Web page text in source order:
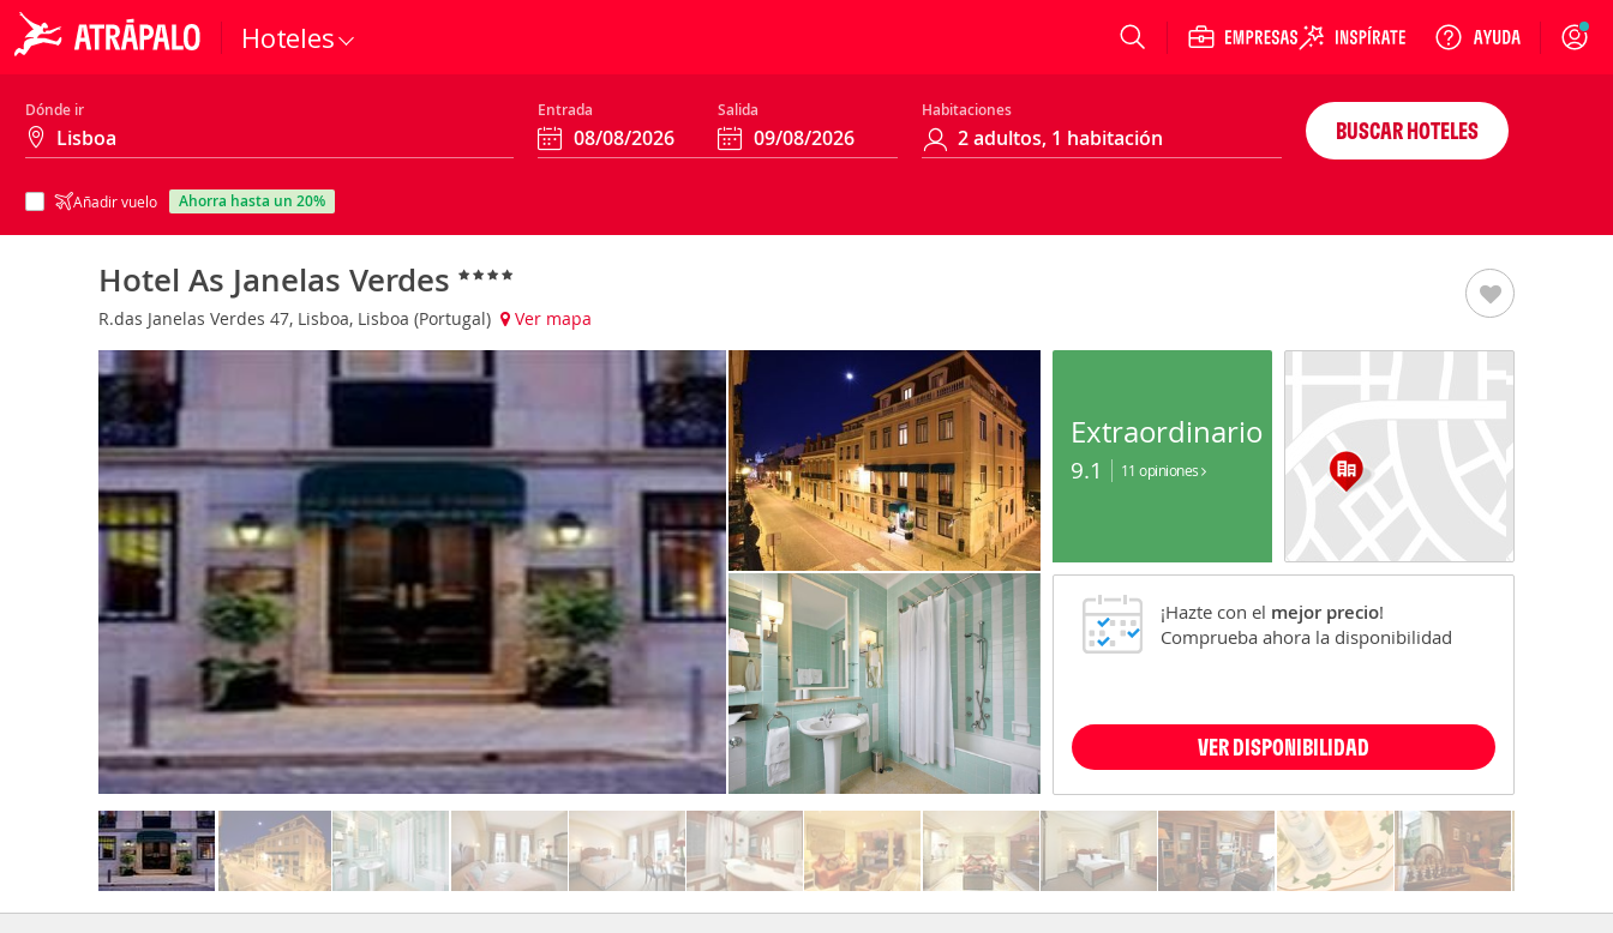
Hoteles Login
Dónde ir Entrada Salida Habitaciones
Añadir vuelo ahorra hasta un 20%
BUSCAR HOTELES
Hotel As Janelas Verdes
R.das Janelas Verdes 47, Lisboa, Lisboa (Portugal) Ver mapa
Extraordinario
9.1 11 opiniones
¡Hazte con el mejor precio!
Comprueba ahora la disponibilidad
VER DISPONIBILIDAD